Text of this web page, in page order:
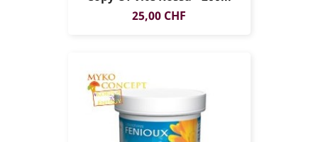
Prezzo
25,00 CHF